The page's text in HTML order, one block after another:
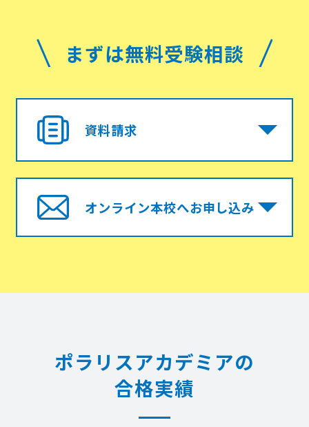
まずは無料受験相談
オンライン本校へお申し込み
資料請求
ポラリスアカデミアの
合格実績